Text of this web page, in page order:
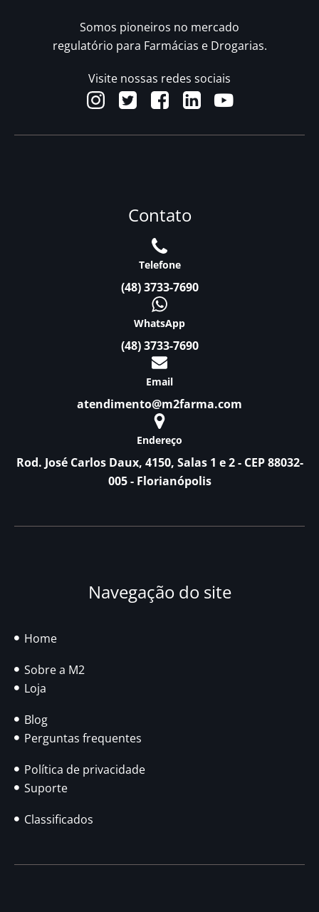
Somos pioneiros no mercado
regulatório para Farmácias e Drogarias.
Visite nossas redes sociais
Contato
Telefone
(48) 3733-7690
WhatsApp
(48) 3733-7690
Email
atendimento@m2farma.com
Endereço
Rod. José Carlos Daux, 4150, Salas 1 e 2 - CEP 88032-
005 - Florianópolis
Navegação do site
Home
Sobre a M2
Loja
Blog
Perguntas frequentes
Política de privacidade
Suporte
Classificados